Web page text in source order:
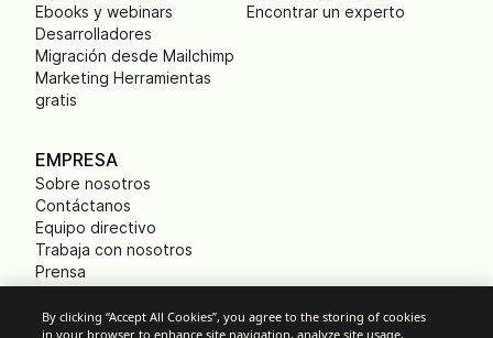
Ebooks y webinars
Desarrolladores
Migración desde Mailchimp
Marketing Herramientas
gratis
Encontrar un experto
EMPRESA
Sobre nosotros
Contáctanos
Equipo directivo
Trabaja con nosotros
Prensa
Huella ecológica
By clicking “Accept All Cookies”, you agree to the storing of cookies
in your browser to enhance site navigation, analyze site usage,